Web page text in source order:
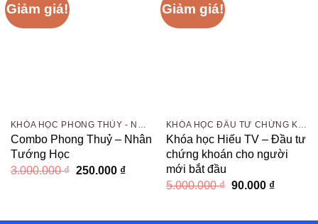
Giảm giá!
Combo Phong Thuỷ – Nhân
Tướng Học
3.000.000₫ Giá
250.000 ₫Giá
Giảm giá!
Khóa học Hiếu TV – Đầu tư
chứng khoán cho người
mới bắt đầu
5.000.000₫ Giá
5.000.000 ₫.
90.000 ₫Giá
là: